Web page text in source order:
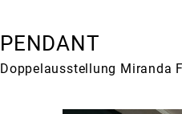
PENDANT
Doppelausstellung Miranda